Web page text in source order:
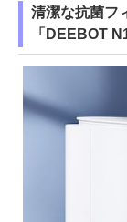
清潔な抗菌フ
「DEEBOT